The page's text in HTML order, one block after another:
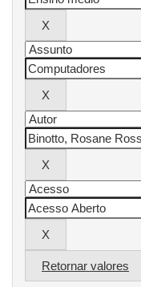
Retornar valores